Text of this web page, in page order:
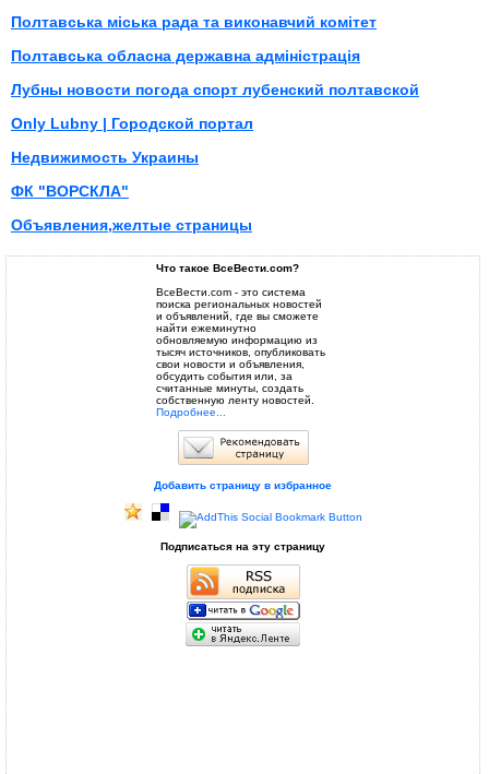
Полтавська міська рада та виконавчий комітет
Полтавська обласна державна адміністрація
Лубны новости погода спорт лубенский полтавской
Only Lubny | Городской портал
Недвижимость Украины
ФК "ВОРСКЛА"
Объявления,желтые страницы
Что такое ВсеВести.com?
ВсеВести.com - это система
поиска региональных новостей
и объявлений, где вы сможете
найти ежеминутно
обновляемую информацию из
тысяч источников, опубликовать
свои новости и объявления,
обсудить события или, за
считанные минуты, создать
собственную ленту новостей.
Подробнее...
Добавить страницу в избранное
Подписаться на эту страницу